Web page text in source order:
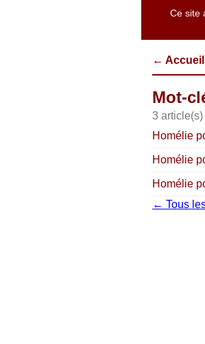
Ce site
←
Mot-
3
Homélie
Homélie
Homélie
← Tous